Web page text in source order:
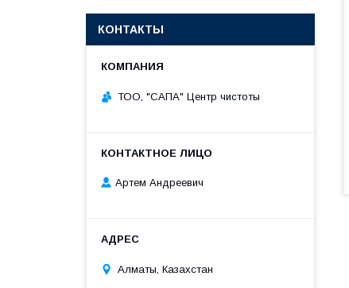
КОНТАКТЫ
ТОО, "САПА" Центр чистоты
Артем Андреевич
Алматы, Казахстан